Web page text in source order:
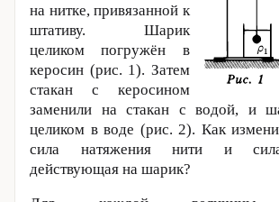
на нитке, привязанной к
штативу. Шарик
целиком погружён в
керосин (рис. 1). Затем
стакан с керосином
заменили на стакан с водой, и
целиком в воде (рис. 2). Как
сила натяжения нити и
действующая на шарик?